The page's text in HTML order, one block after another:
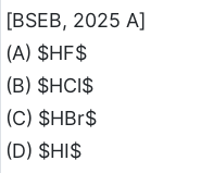
[BSEB, 2025 A]
(A) $HF$
(B) $HCl$
(C) $HBr$
(D) $HI$